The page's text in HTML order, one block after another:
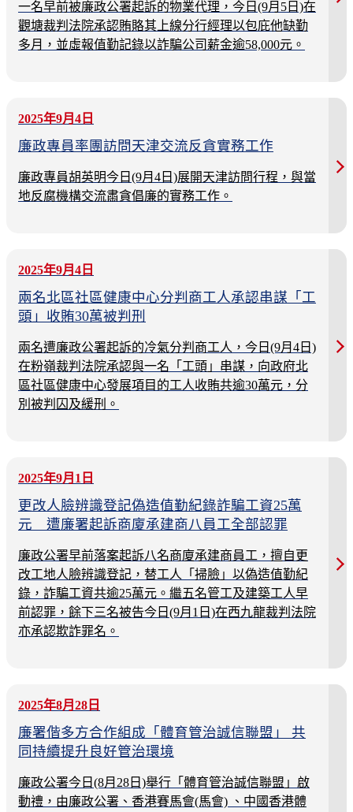
一名早前被廉政公署起訴的物業代理，今日(9月5日)在
觀塘裁判法院承認賄賂其上線分行經理以包庇他缺勤
多月，並虛報值勤記錄以詐騙公司薪金逾58,000元。
2025年9月4日
廉政專員率團訪問天津交流反貪實務工作
廉政專員胡英明今日(9月4日)展開天津訪問行程，與當
地反腐機構交流肅貪倡廉的實務工作。
2025年9月4日
兩名北區社區健康中心分判商工人承認串謀「工
頭」收賄30萬被判刑
兩名遭廉政公署起訴的冷氣分判商工人，今日(9月4日)
在粉嶺裁判法院承認與一名「工頭」串謀，向政府北
區社區健康中心發展項目的工人收賄共逾30萬元，分
別被判囚及緩刑。
2025年9月1日
更改人臉辨識登記偽造值勤紀錄詐騙工資25萬
元 遭廉署起訴商廈承建商八員工全部認罪
廉政公署早前落案起訴八名商廈承建商員工，擅自更
改工地人臉辨識登記，替工人「掃臉」以偽造值勤紀
錄，詐騙工資共逾25萬元。繼五名管工及建築工人早
前認罪，餘下三名被告今日(9月1日)在西九龍裁判法院
亦承認欺詐罪名。
2025年8月28日
廉署偕多方合作組成「體育管治誠信聯盟」 共
同持續提升良好管治環境
廉政公署今日(8月28日)舉行「體育管治誠信聯盟」啟
動禮，由廉政公署、香港賽馬會(馬會) 、中國香港體